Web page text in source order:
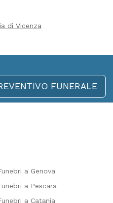
di Vicenza
FUNERALE
a Genova
a Pescara
a Catania